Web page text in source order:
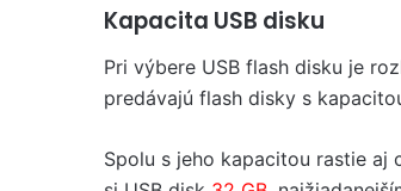
Kapacita USB disku
Pri výbere USB flash disku je
predávajú flash disky s
Spolu s jeho kapacitou rastie aj